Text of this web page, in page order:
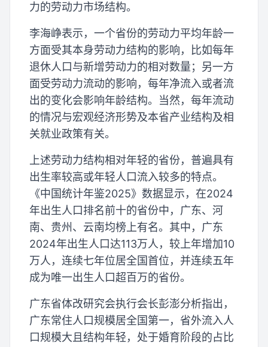
力的劳动力市场结构。
李海峥表示，一个省份的劳动力平均年龄一
方面受其本身劳动力结构的影响，比如每年
退休人口与新增劳动力的相对数量；另一方
面受劳动力流动的影响，每年净流入或者流
出的变化会影响年龄结构。当然，每年流动
的情况与宏观经济形势及本省产业结构及相
关就业政策有关。
上述劳动力结构相对年轻的省份，普遍具有
出生率较高或年轻人口流入较多的特点。
《中国统计年鉴2025》数据显示，在2024
年出生人口排名前十的省份中，广东、河
南、贵州、云南均榜上有名。其中，广东
2024年出生人口达113万人，较上年增加10
万人，连续七年位居全国首位，并连续五年
成为唯一出生人口超百万的省份。
广东省体改研究会执行会长彭澎分析指出，
广东常住人口规模居全国第一，省外流入人
口规模大且结构年轻，处于婚育阶段的占比